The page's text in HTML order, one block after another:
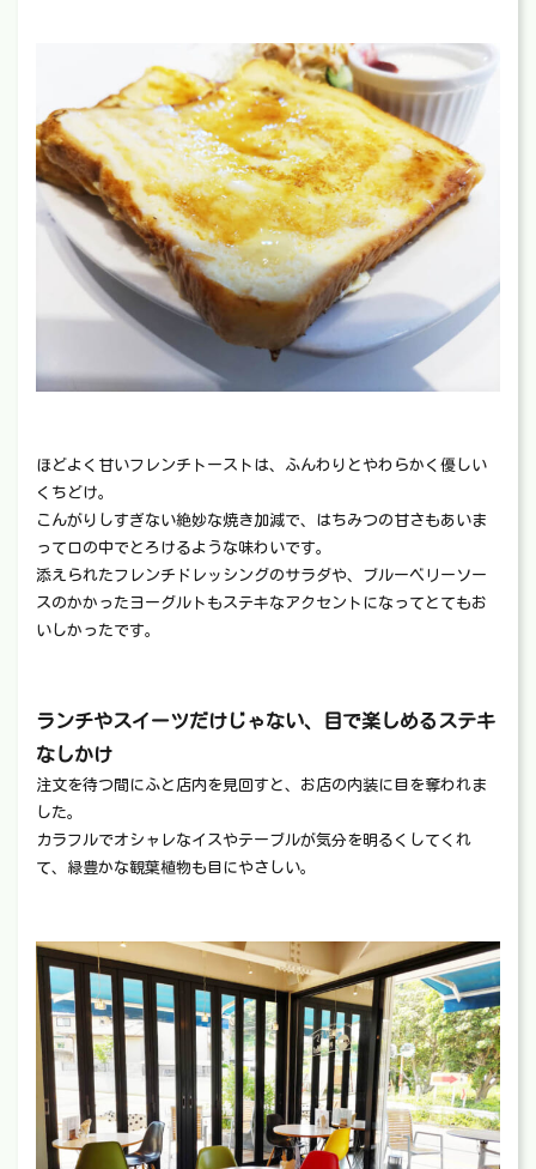
ほどよく甘いフレンチトーストは、ふんわりとやわらかく優しい
くちどけ。
こんがりしすぎない絶妙な焼き加減で、はちみつの甘さもあいま
って口の中でとろけるような味わいです。
添えられたフレンチドレッシングのサラダや、ブルーベリーソー
スのかかったヨーグルトもステキなアクセントになってとてもお
いしかったです。
ランチやスイーツだけじゃない、目で楽しめるステキ
なしかけ
注文を待つ間にふと店内を見回すと、お店の内装に目を奪われま
した。
カラフルでオシャレなイスやテーブルが気分を明るくしてくれ
て、緑豊かな観葉植物も目にやさしい。